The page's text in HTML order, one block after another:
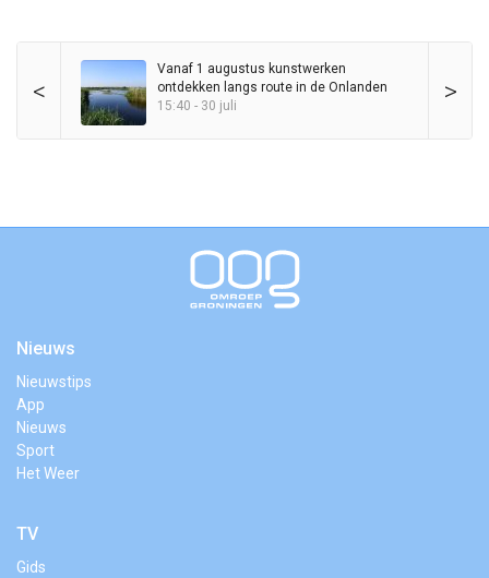
< >
Vanaf 1 augustus kunstwerken
ontdekken langs route in de Onlanden
15:40 - 30 juli
Nieuws
Nieuwstips
App
Nieuws
Sport
Het Weer
TV
Gids